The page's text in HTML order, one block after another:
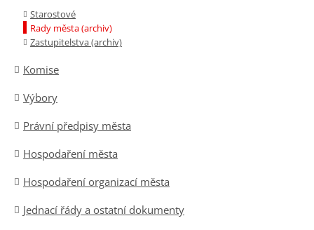
Starostové
Rady města (archiv)
Zastupitelstva (archiv)
Komise
Výbory
Právní předpisy města
Hospodaření města
Hospodaření organizací města
Jednací řády a ostatní dokumenty